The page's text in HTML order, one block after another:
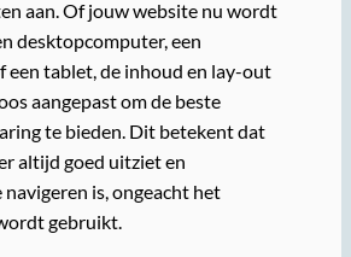
aan. Of jouw website nu wordt
desktopcomputer, een
een tablet, de inhoud en lay-out
aangepast om de beste
te bieden. Dit betekent dat
altijd goed uitziet en
is, ongeacht het
gebruikt.